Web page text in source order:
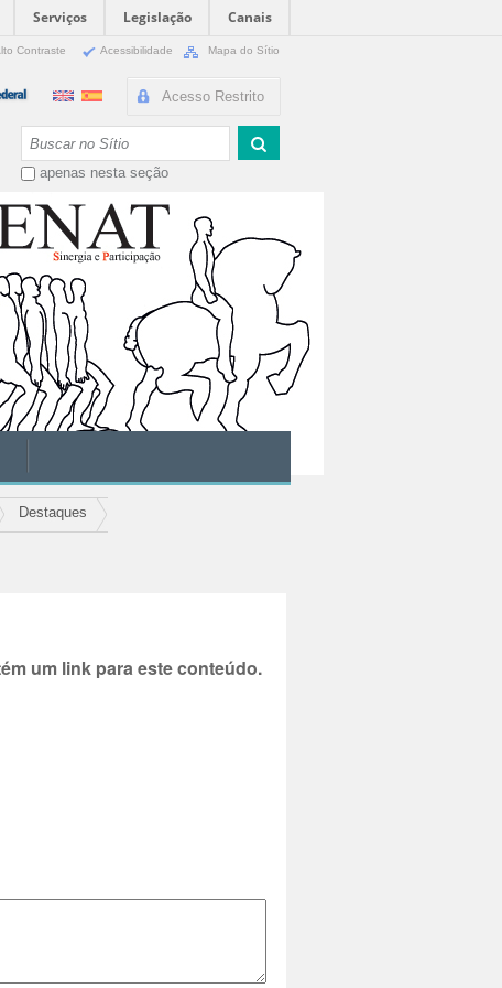
Serviços Legislação
Canais
Contraste Acessibilidade Mapa do Sítio
Acesso Restrito
apenas nesta seção
Destaques
um link para este conteúdo.